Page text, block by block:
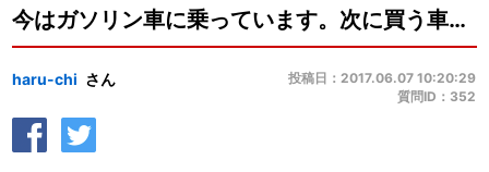
今はガソリン車に乗っています。次に買う車ですが、そのままガソリン車がいいのか、ハ...
haru-chi さん
投稿日：2017.06.07 10:20:29
質問ID：352